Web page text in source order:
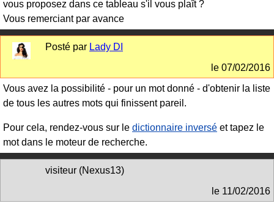
vous proposez dans ce tableau s'il vous plaît ?
Vous remerciant par avance
Posté par Lady DI
le 07/02/2016
Vous avez la possibilité - pour un mot donné - d'obtenir la liste
de tous les autres mots qui finissent pareil.
Pour cela, rendez-vous sur le dictionnaire inversé et tapez le
mot dans le moteur de recherche.
visiteur (Nexus13)
le 11/02/2016